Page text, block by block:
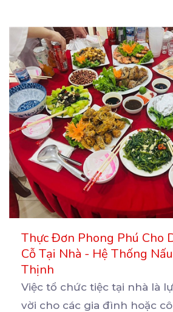
Thực Đơn Phong Phú Cho
Cỗ Tại Nhà - Hệ Thống
Thịnh
Việc tổ chức tiệc tại nhà là
vời cho các gia đình hoặc